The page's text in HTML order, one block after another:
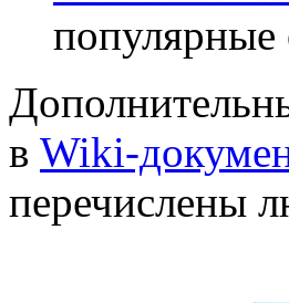
популярные
в Wiki-
перечислены